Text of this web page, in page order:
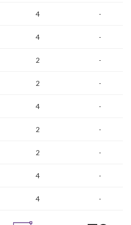
4 -
4 -
2 -
2 -
4 -
2 -
2 -
4 -
4 -